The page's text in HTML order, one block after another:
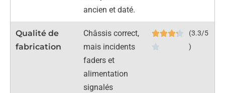
ancien et daté.
Qualité de
fabrication
Châssis correct,
mais incidents
faders et
alimentation
signalés
(3.3/5
)